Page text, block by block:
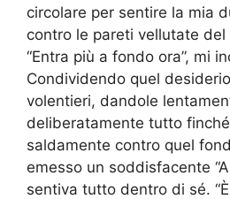
circolare per sentire la mia
contro le pareti vellutate del
“Entra più a fondo ora”, mi
Condividendo quel
volentieri, dandole
deliberatamente tutto
saldamente contro quel
emesso un soddisfacente
sentiva tutto dentro di sé.